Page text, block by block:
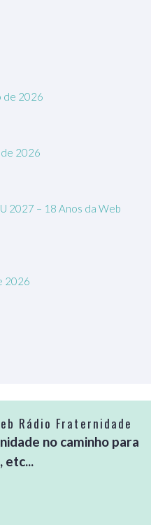
de 2026
de 2026
2027 – 18 Anos da Web
2026
Rádio Fraternidade
no caminho para
etc...